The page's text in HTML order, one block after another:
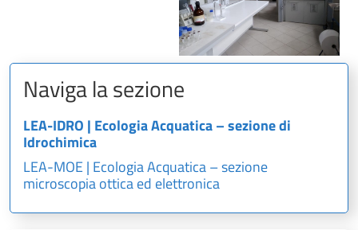
Naviga la sezione
LEA-IDRO | Ecologia Acquatica – sezione di
Idrochimica
LEA-MOE | Ecologia Acquatica – sezione
microscopia ottica ed elettronica